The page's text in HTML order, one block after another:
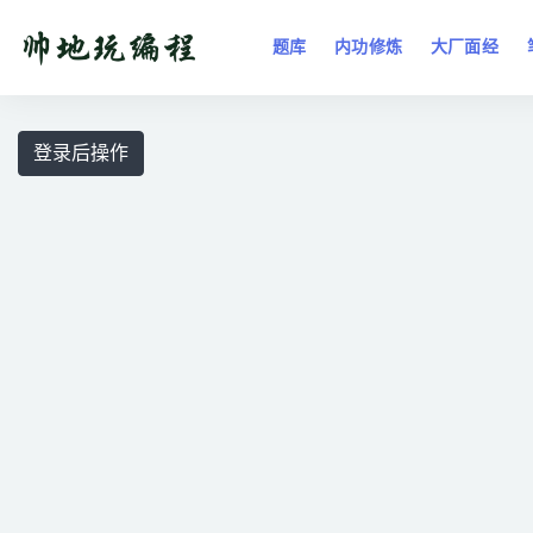
题库 内功修炼 大厂面经
登录后操作